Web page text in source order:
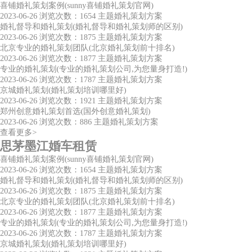
喜铺婚礼策划案例(sunny喜铺婚礼策划官网)
2023-06-26 浏览次数：1654 主题婚礼策划方案
婚礼督导和婚礼策划(婚礼督导和婚礼策划师的区别)
2023-06-26 浏览次数：1875 主题婚礼策划方案
北京专业的婚礼策划团队(北京婚礼策划前十排名)
2023-06-26 浏览次数：1877 主题婚礼策划方案
专业的婚礼策划(专业的婚礼策划公司,为您量身打造!)
2023-06-26 浏览次数：1787 主题婚礼策划方案
京城婚礼策划(婚礼策划培训哪里好)
2023-06-26 浏览次数：1921 主题婚礼策划方案
郑州创意婚礼策划首选(国外创意婚礼策划)
2023-06-26 浏览次数：886 主题婚礼策划方案
查看更多>
思茅墨江婚车租赁
喜铺婚礼策划案例(sunny喜铺婚礼策划官网)
2023-06-26 浏览次数：1654 主题婚礼策划方案
婚礼督导和婚礼策划(婚礼督导和婚礼策划师的区别)
2023-06-26 浏览次数：1875 主题婚礼策划方案
北京专业的婚礼策划团队(北京婚礼策划前十排名)
2023-06-26 浏览次数：1877 主题婚礼策划方案
专业的婚礼策划(专业的婚礼策划公司,为您量身打造!)
2023-06-26 浏览次数：1787 主题婚礼策划方案
京城婚礼策划(婚礼策划培训哪里好)